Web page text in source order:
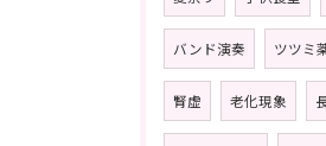
バンド演奏 ツツミ
腎虚 老化現象